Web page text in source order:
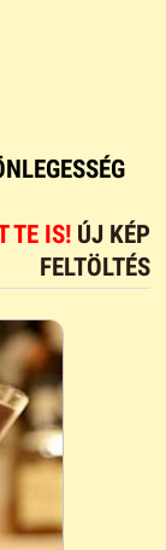
TE IS! ÚJ KÉP
FELTÖLTÉS